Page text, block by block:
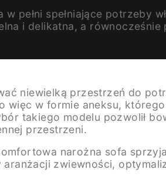
pełni spełniające potrzeby
i delikatna, a równocześnie
niewielką przestrzeń do
w formie aneksu,
takiego modelu pozwolił
przestrzeni.
narożna sofa
zwiewności,